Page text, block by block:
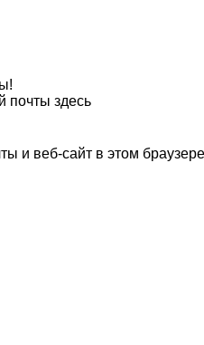
почты здесь
и веб-сайт в этом